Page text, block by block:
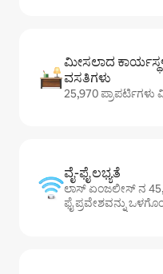
ಮೀಸಲಾದ
ವಸತಿಗಳು
25,970
ವೈ-ಫೈ ಲಭ್ಯತೆ
ಲಾಸ್ ಏಂಜಲೀಸ್ ನ
ಫೈ ಪ್ರವೇಶವನ್ನು